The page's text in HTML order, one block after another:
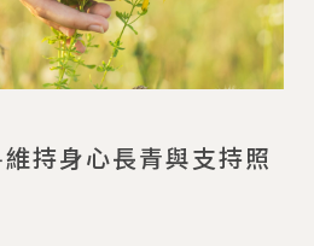
持身心長青與支持照